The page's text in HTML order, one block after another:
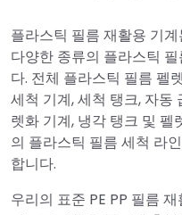
플라스틱 필름 재활용 기
다양한 종류의 플라스틱
다. 전체 플라스틱 필름 펠
세척 기계, 세척 탱크, 자동
렛화 기계, 냉각 탱크 및 펠
의 플라스틱 필름 세척 라
합니다.
우리의 표준 PE PP 필름